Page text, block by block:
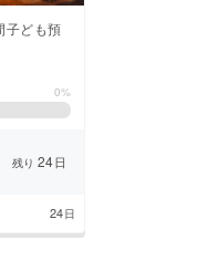
子ども預
0%
残り 24日
24日